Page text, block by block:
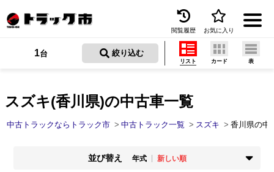
トラック買取
トラック市とは
閲覧履歴 お気に入り
スズキ(香川県)の中古車一覧
1台 絞り込む
リスト カード 表
中古トラックならトラック市 中古トラック一覧 スズキ 香川県の中
並び替え 年式
新しい順